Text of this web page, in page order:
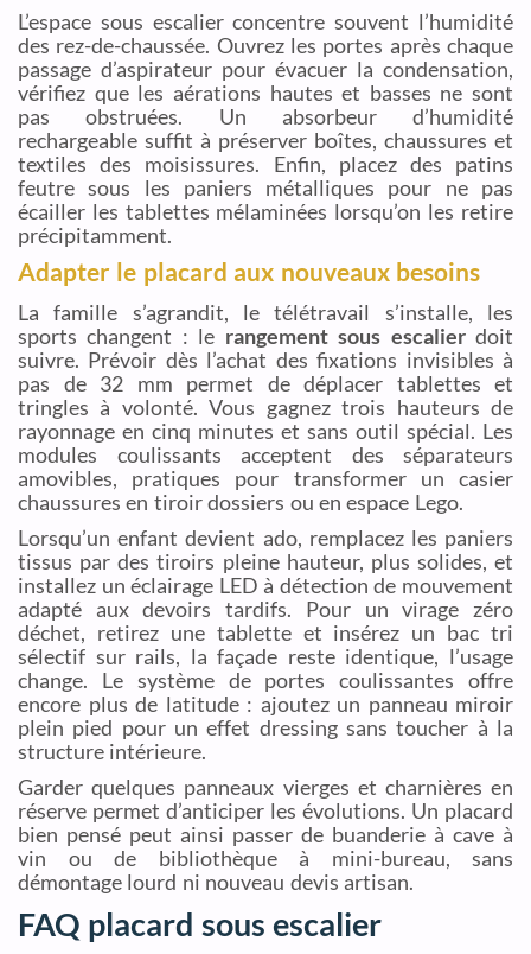
L’espace sous escalier concentre souvent l’humidité
des rez-de-chaussée. Ouvrez les portes après chaque
passage d’aspirateur pour évacuer la condensation,
vérifiez que les aérations hautes et basses ne sont
pas obstruées. Un absorbeur d’humidité
rechargeable suffit à préserver boîtes, chaussures et
textiles des moisissures. Enfin, placez des patins
feutre sous les paniers métalliques pour ne pas
écailler les tablettes mélaminées lorsqu’on les retire
précipitamment.
Adapter le placard aux nouveaux besoins
La famille s’agrandit, le télétravail s’installe, les
sports changent : le rangement sous escalierdoit
suivre. Prévoir dès l’achat des fixations invisibles à
pas de 32 mm permet de déplacer tablettes et
tringles à volonté. Vous gagnez trois hauteurs de
rayonnage en cinq minutes et sans outil spécial. Les
modules coulissants acceptent des séparateurs
amovibles, pratiques pour transformer un casier
chaussures en tiroir dossiers ou en espace Lego.
Lorsqu’un enfant devient ado, remplacez les paniers
tissus par des tiroirs pleine hauteur, plus solides, et
installez un éclairage LED à détection de mouvement
adapté aux devoirs tardifs. Pour un virage zéro
déchet, retirez une tablette et insérez un bac tri
sélectif sur rails, la façade reste identique, l’usage
change. Le système de portes coulissantes offre
encore plus de latitude : ajoutez un panneau miroir
plein pied pour un effet dressing sans toucher à la
structure intérieure.
Garder quelques panneaux vierges et charnières en
réserve permet d’anticiper les évolutions. Un placard
bien pensé peut ainsi passer de buanderie à cave à
vin ou de bibliothèque à mini-bureau, sans
démontage lourd ni nouveau devis artisan.
FAQ placard sous escalier